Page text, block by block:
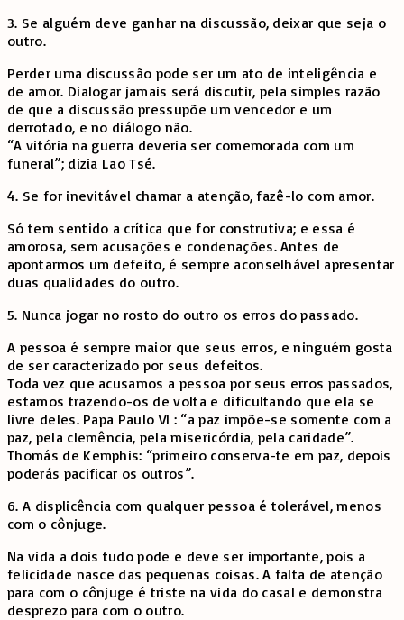
3. Se alguém deve ganhar na discussão, deixar que seja o
outro.
Perder uma discussão pode ser um ato de inteligência e
de amor. Dialogar jamais será discutir, pela simples razão
de que a discussão pressupõe um vencedor e um
derrotado, e no diálogo não.
“A vitória na guerra deveria ser comemorada com um
funeral”; dizia Lao Tsé.
4. Se for inevitável chamar a atenção, fazê-lo com amor.
Só tem sentido a crítica que for construtiva; e essa é
amorosa, sem acusações e condenações. Antes de
apontarmos um defeito, é sempre aconselhável apresentar
duas qualidades do outro.
5. Nunca jogar no rosto do outro os erros do passado.
A pessoa é sempre maior que seus erros, e ninguém gosta
de ser caracterizado por seus defeitos.
Toda vez que acusamos a pessoa por seus erros passados,
estamos trazendo-os de volta e dificultando que ela se
livre deles. Papa Paulo VI : “a paz impõe-se somente com a
paz, pela clemência, pela misericórdia, pela caridade”.
Thomás de Kemphis: “primeiro conserva-te em paz, depois
poderás pacificar os outros”.
6. A displicência com qualquer pessoa é tolerável, menos
com o cônjuge.
Na vida a dois tudo pode e deve ser importante, pois a
felicidade nasce das pequenas coisas. A falta de atenção
para com o cônjuge é triste na vida do casal e demonstra
desprezo para com o outro.